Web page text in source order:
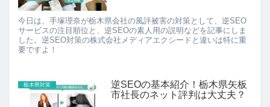
今日は、手塚理奈が栃木県会社の風評被害の対策として、逆SEO
サービスの注目順位と、逆SEOの素人用の説明などを記事にしま
した。逆SEO対策の株式会社メディアエクシードと違いは特に重
要ですよ！
栃木県対策
逆SEOの基本紹介！栃木県矢板
市社長のネット評判は大丈夫？